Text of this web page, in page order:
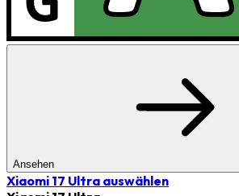
Ansehen
Xiaomi 17 Ultra auswählen